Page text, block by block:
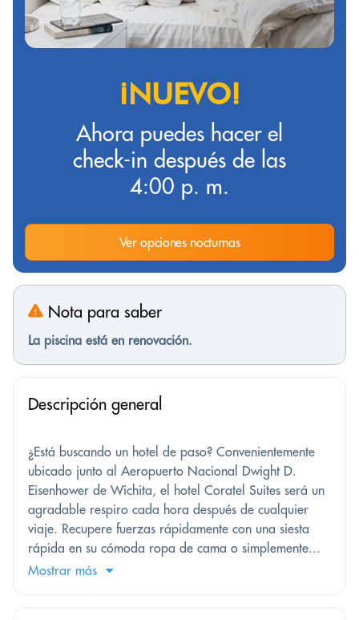
¡NUEVO!
Ahora puedes hacer el
check-in después de las
4:00 p. m.
Ver opciones nocturnas
Nota para saber
La piscina está en renovación.
Descripción general
¿Está buscando un hotel de paso? Convenientemente
ubicado junto al Aeropuerto Nacional Dwight D.
Eisenhower de Wichita, el hotel Coratel Suites será un
agradable respiro cada hora después de cualquier
viaje. Recupere fuerzas rápidamente con una siesta
rápida en su cómoda ropa de cama o simplemente...
Mostrar más